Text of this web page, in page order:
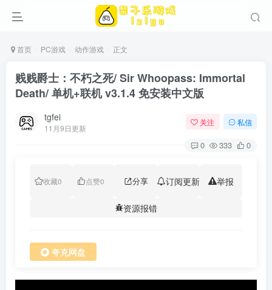
首页 PC游戏 动作游戏 正文
贱贱爵士：不朽之死/ Sir Whoopass: Immortal
Death/ 单机+联机 v3.1.4 免安装中文版
tgfei
11月9日更新
关注 私信
0 333 0
收藏0 点赞0 分享 订阅更新 举报
资源报错
夸克网盘